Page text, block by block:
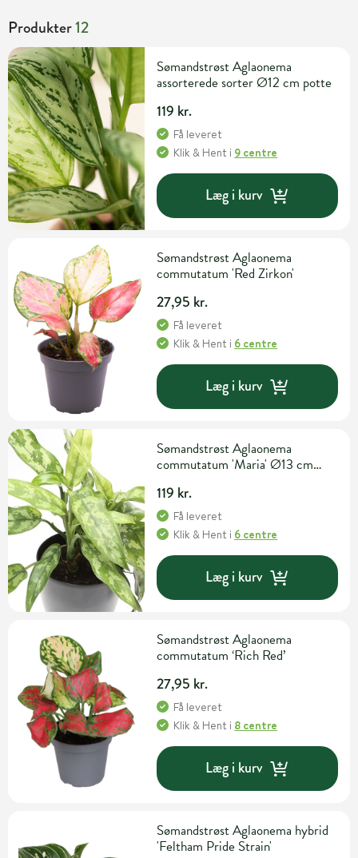
Produkter12
Sømandstrøst Aglaonema
assorterede sorter Ø12 cm potte
119 kr.
Få leveret
Klik & Hent i 9 centre
Læg i kurv
Sømandstrøst Aglaonema
commutatum 'Red Zirkon'
27,95 kr.
Få leveret
Klik & Hent i 6 centre
Læg i kurv
Sømandstrøst Aglaonema
commutatum 'Maria' Ø13 cm
119 kr.
Få leveret
Klik & Hent i 6 centre
Læg i kurv
Sømandstrøst Aglaonema
commutatum ‘Rich Red’
27,95 kr.
Få leveret
Klik & Hent i 8 centre
Læg i kurv
Sømandstrøst Aglaonema hybrid
'Feltham Pride Strain'